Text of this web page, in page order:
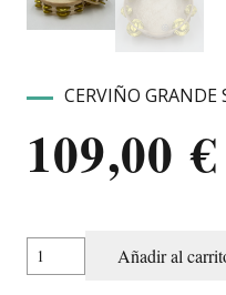
CERVIÑO GRANDE
109,00€
Cerviño
grande
Añadir al